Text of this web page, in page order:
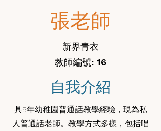
張老師
新界青衣
教師編號: 16
自我介紹
具5年幼稚園普通話教學經驗，現為私
人普通話老師。教學方式多樣，包括唱